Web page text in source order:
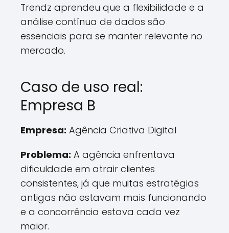
Trendz aprendeu que a flexibilidade e a
análise contínua de dados são
essenciais para se manter relevante no
mercado.
Caso de uso real:
Empresa B
Empresa: Agência Criativa Digital
Problema: A agência enfrentava
dificuldade em atrair clientes
consistentes, já que muitas estratégias
antigas não estavam mais funcionando
e a concorrência estava cada vez
maior.